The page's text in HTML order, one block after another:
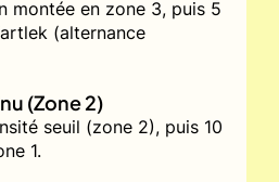
montée en zone 3, puis 5
(alternance
(Zone 2)
seuil (zone 2), puis 10
1.